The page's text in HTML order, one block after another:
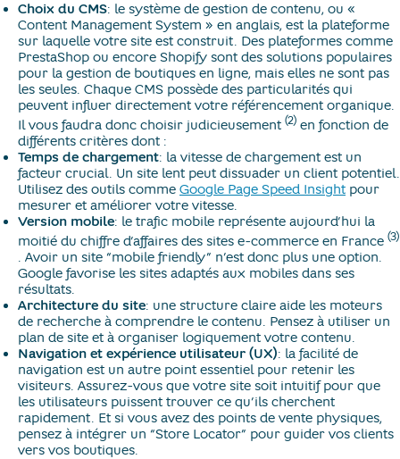
Choix du CMS: le système de gestion de contenu, ou «
Content Management System » en anglais, est la plateforme
sur laquelle votre site est construit. Des plateformes comme
PrestaShop ou encore Shopify sont des solutions populaires
pour la gestion de boutiques en ligne, mais elles ne sont pas
les seules. Chaque CMS possède des particularités qui
peuvent influer directement votre référencement organique.
Il vous faudra donc choisir judicieusement (2) en fonction de
différents critères dont :
Temps de chargement: la vitesse de chargement est un
facteur crucial. Un site lent peut dissuader un client potentiel.
Utilisez des outils comme Google Page Speed Insight pour
mesurer et améliorer votre vitesse.
Version mobile: le trafic mobile représente aujourd’hui la
moitié du chiffre d’affaires des sites e-commerce en France (3)
. Avoir un site “mobile friendly” n’est donc plus une option.
Google favorise les sites adaptés aux mobiles dans ses
résultats.
Architecture du site: une structure claire aide les moteurs
de recherche à comprendre le contenu. Pensez à utiliser un
plan de site et à organiser logiquement votre contenu.
Navigation et expérience utilisateur (UX): la facilité de
navigation est un autre point essentiel pour retenir les
visiteurs. Assurez-vous que votre site soit intuitif pour que
les utilisateurs puissent trouver ce qu’ils cherchent
rapidement. Et si vous avez des points de vente physiques,
pensez à intégrer un “Store Locator” pour guider vos clients
vers vos boutiques.